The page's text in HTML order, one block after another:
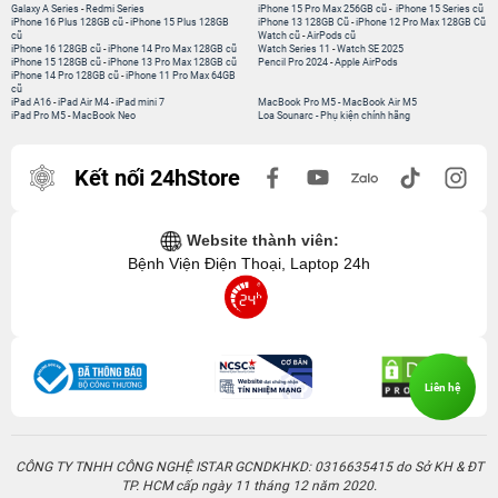
Cụm rung là bộ phận hoạt động liên tục và dễ bị ảnh
hưởng bởi môi trường cũng như thói quen sinh hoạt. Một
số nguyên nhân phổ biến dẫn đến nhu cầu thay rung
- Rơi rớt, va đập mạnh:iPhone Air khi gặp tình trạng rơi
Galaxy A Series - Redmi Series
iPhone 15 Pro Max 256GB cũ- iPhone 15 Series cũ
iPhone 16 Plus 128GB cũ -iPhone 15 Plus 128GB
cũ
iPhone 16 128GB cũ -iPhone 14 Pro Max 128GB cũ
iPhone 15 128GB cũ -iPhone 13 Pro Max 128GB cũ
iPhone 14 Pro 128GB cũ -iPhone 11 Pro Max 64GB
cũ
iPhone 13 128GB Cũ-iPhone 12 Pro Max 128GB Cũ
Watch cũ-AirPods cũ
Watch Series 11 -Watch SE 2025
Pencil Pro 2024-Apple AirPods
iPad A16 -iPad Air M4 -iPad mini 7
iPad Pro M5 - MacBook Neo
MacBook Pro M5- MacBook Air M5
Loa Sounarc- Phụ kiện chính hãng
Kết nối 24hStore
Website thành viên:
Bệnh Viện Điện Thoại, Laptop 24h
CÔNG TY TNHH CÔNG NGHỆ ISTAR GCNDKHKD: 0316635415 do Sở KH & ĐT
TP. HCM cấp ngày 11 tháng 12 năm 2020.
Liên hệ